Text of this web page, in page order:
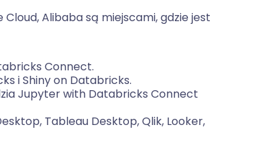
Cloud, Alibaba są miejscami, gdzie jest
Connect.
i Shiny on Databricks.
Jupyter with Databricks Connect
Tableau Desktop, Qlik, Looker,